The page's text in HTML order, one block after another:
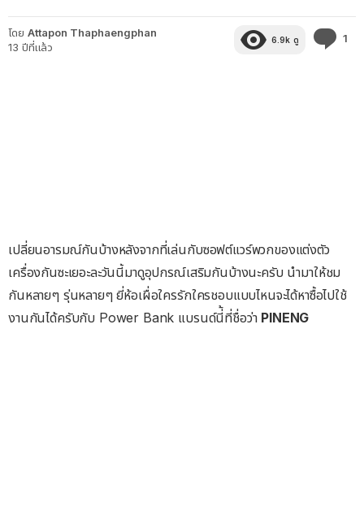
โดย Attapon Thaphaengphan
13 ปีที่แล้ว
6.9k ดู 1
เปลี่ยนอารมณ์กันบ้างหลังจากที่เล่นกับซอฟต์แวร์พวกของแต่งตัว
เครื่องกันซะเยอะละวันนี้มาดูอุปกรณ์เสริมกันบ้างนะครับ นำมาให้ชม
กันหลายๆ รุ่นหลายๆ ยี่ห้อเผื่อใครรักใครชอบแบบไหนจะได้หาซื้อไปใช้
งานกันได้ครับกับ Power Bank แบรนด์นี่้ที่ชื่อว่า PINENG